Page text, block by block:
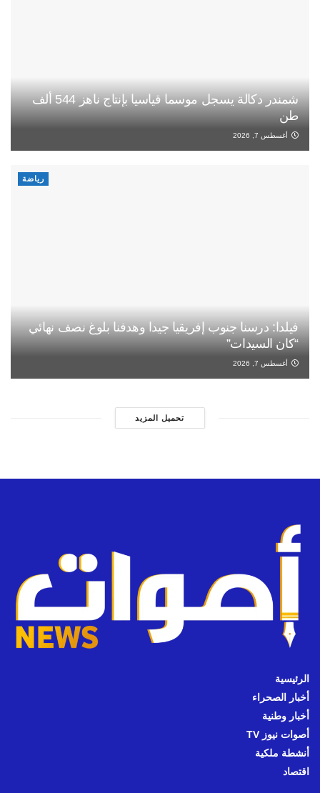
شمندر دكالة يسجل موسما قياسيا بإنتاج ناهز 544 ألف
طن
أغسطس 7, 2026
رياضة
فيلدا: درسنا جنوب إفريقيا جيدا وهدفنا بلوغ نصف نهائي
“كان السيدات”
أغسطس 7, 2026
تحميل المزيد
الرئيسية
أخبار الصحراء
أخبار وطنية
أصوات نيوز TV
أنشطة ملكية
اقتصاد